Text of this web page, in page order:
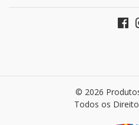
© 2026
Todos os